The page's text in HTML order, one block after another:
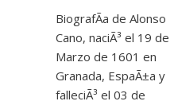
BiografÃ­a de Alonso
Cano, naciÃ³ el 19 de
Marzo de 1601 en
Granada, EspaÃ±a y
falleciÃ³ el 03 de